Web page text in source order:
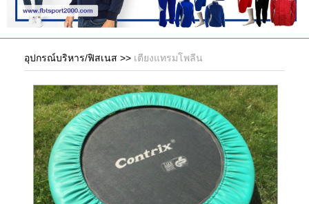
อุปกรณ์บริหาร/ฟิสเนส >> เตียงแทรมโพลีน